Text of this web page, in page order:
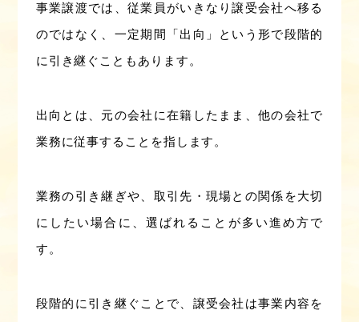
事業譲渡では、従業員がいきなり譲受会社へ移る
のではなく、一定期間「出向」という形で段階的
に引き継ぐこともあります。
出向とは、元の会社に在籍したまま、他の会社で
業務に従事することを指します。
業務の引き継ぎや、取引先・現場との関係を大切
にしたい場合に、選ばれることが多い進め方で
す。
段階的に引き継ぐことで、譲受会社は事業内容を